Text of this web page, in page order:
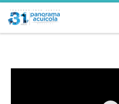
Skip to content